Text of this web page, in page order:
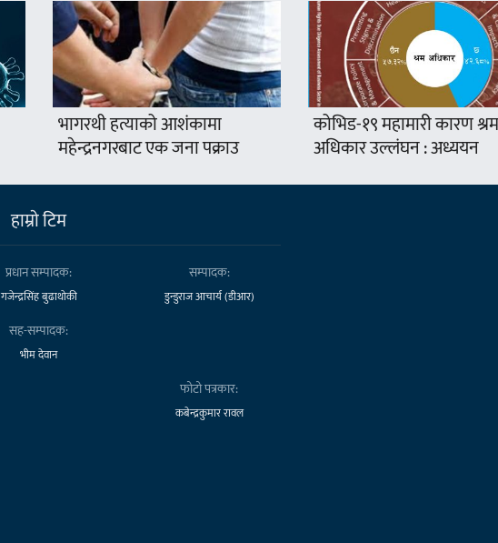
भागरथी हत्याको आशंकामा
महेन्द्रनगरबाट एक जना पक्राउ
कोभिड-१९ महामारी कारण श्रम
अधिकार उल्लंघन : अध्ययन
हाम्राे टिम
प्रधान सम्पादक:
गजेन्द्रसिंह बुढाथोकी
सम्पादक:
डुन्डुराज आचार्य (डीआर)
सह-सम्पादक:
भीम देवान
फोटो पत्रकार:
कबेन्द्रकुमार रावल